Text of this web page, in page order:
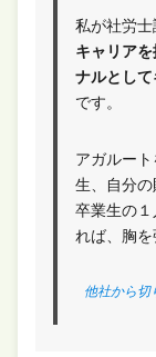
私が社労士
キャリア
ナルとし
です。
アガルー
生、自分の
卒業生の
れば、胸を
他社から切